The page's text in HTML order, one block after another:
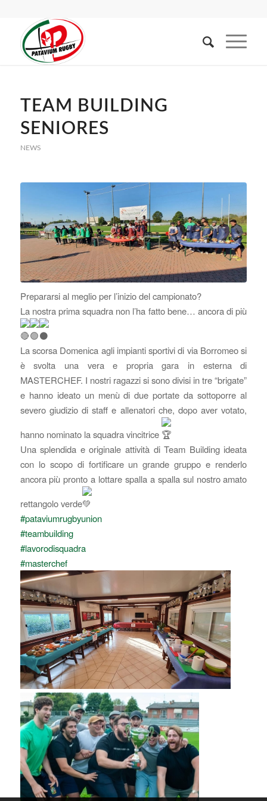
TEAM BUILDING
SENIORES
NEWS
Prepararsi al meglio per l’inizio del campionato?
La nostra prima squadra non l’ha fatto bene… ancora di più
La scorsa Domenica agli impianti sportivi di via Borromeo si
è svolta una vera e propria gara in esterna di
MASTERCHEF. I nostri ragazzi si sono divisi in tre “brigate”
e hanno ideato un menù di due portate da sottoporre al
severo giudizio di staff e allenatori che, dopo aver votato,
hanno nominato la squadra vincitrice
Una splendida e originale attività di Team Building ideata
con lo scopo di fortificare un grande gruppo e renderlo
ancora più pronto a lottare spalla a spalla sul nostro amato
rettangolo verde
#pataviumrugbyunion
#teambuilding
#lavorodisquadra
#masterchef